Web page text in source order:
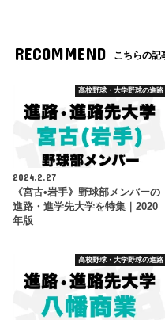
RECOMMEND こちらの記
高校野球・大学野球の進路
2024.2.27
《宮古•岩手》野球部メンバーの
進路・進学先大学を特集｜2020
年版
高校野球・大学野球の進路